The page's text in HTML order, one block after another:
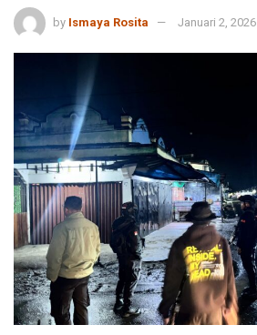
by Ismaya Rosita Januari 2, 2026